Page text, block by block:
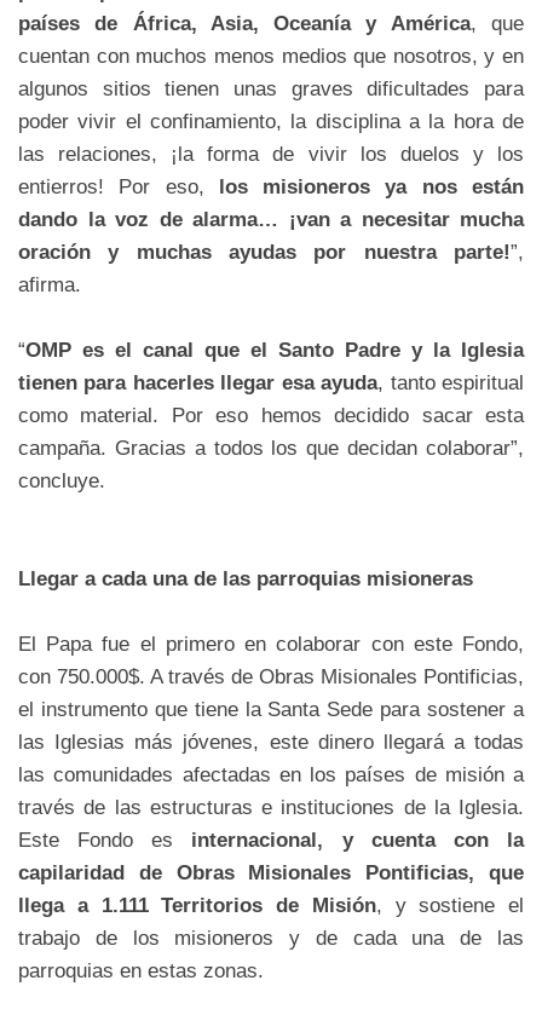
países de África, Asia, Oceanía y América, que
cuentan con muchos menos medios que nosotros, y en
algunos sitios tienen unas graves dificultades para
poder vivir el confinamiento, la disciplina a la hora de
las relaciones, ¡la forma de vivir los duelos y los
entierros! Por eso, los misioneros ya nos están
dando la voz de alarma… ¡van a necesitar mucha
oración y muchas ayudas por nuestra parte!”,
afirma.
“OMP es el canal que el Santo Padre y la Iglesia
tienen para hacerles llegar esa ayuda, tanto espiritual
como material. Por eso hemos decidido sacar esta
campaña. Gracias a todos los que decidan colaborar”,
concluye.
Llegar a cada una de las parroquias misioneras
El Papa fue el primero en colaborar con este Fondo,
con 750.000$. A través de Obras Misionales Pontificias,
el instrumento que tiene la Santa Sede para sostener a
las Iglesias más jóvenes, este dinero llegará a todas
las comunidades afectadas en los países de misión a
través de las estructuras e instituciones de la Iglesia.
Este Fondo es internacional, y cuenta con la
capilaridad de Obras Misionales Pontificias, que
llega a 1.111 Territorios de Misión, y sostiene el
trabajo de los misioneros y de cada una de las
parroquias en estas zonas.